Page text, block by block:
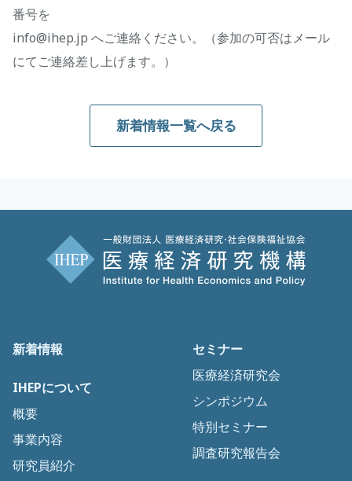
番号を
info@ihep.jp へご連絡ください。（参加の可否はメール
にてご連絡差し上げます。）
新着情報一覧へ戻る
新着情報
IHEPについて
概要
事業内容
研究員紹介
セミナー
医療経済研究会
シンポジウム
特別セミナー
調査研究報告会